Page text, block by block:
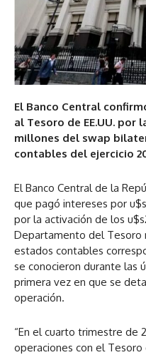
El Banco Central
al Tesoro de EE.UU. por
millones del swap
contables del ejercicio
El Banco Central de la
que pagó intereses por
por la activación de los
Departamento del Tesoro
estados contables
se conocieron durante las
primera vez en que se
operación.
“En el cuarto trimestre de
operaciones con el Tesoro